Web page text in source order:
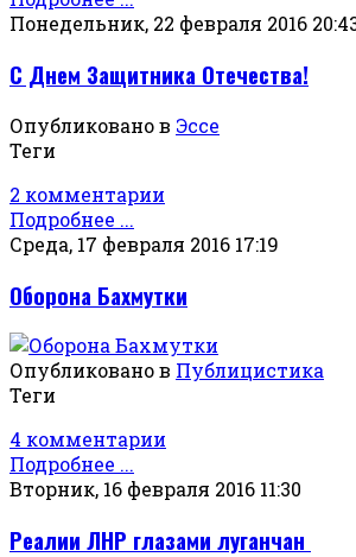
Понедельник, 22 февраля 2016
С Днем Защитника Отечества!
Опубликовано в Эссе
Теги
2 комментарии
Подробнее ...
Среда, 17 февраля 2016 17:19
Оборона Бахмутки
Опубликовано в Публицистика
Теги
4 комментарии
Подробнее ...
Вторник, 16 февраля 2016 11:30
Реалии ЛНР глазами луганчан